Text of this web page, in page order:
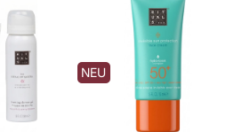
NEU